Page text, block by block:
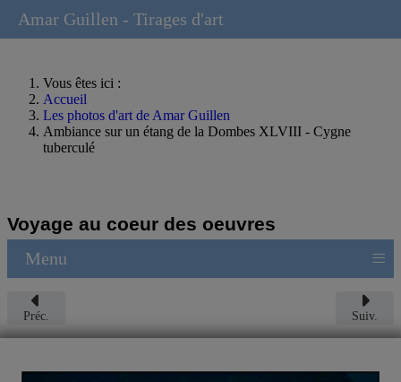
Vous êtes ici :
Accueil
Les photos d'art de Amar Guillen
Ambiance sur un étang de la Dombes XLVIII - Cygne
tuberculé
Voyage au coeur des oeuvres
Menu ≡
Préc. Suiv.
Amar Guillen - Tirages d'art